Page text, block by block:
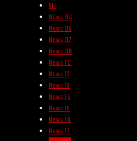
All
News 04
News 05
News 07
News 09
News 10
News 12
News 13
News 14
News 15
News 16
News 17